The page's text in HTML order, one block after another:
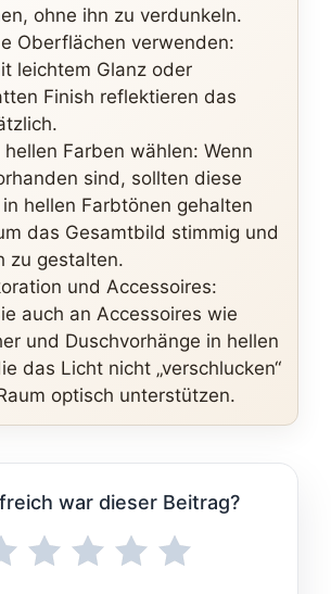
ohne ihn zu verdunkeln.
Oberflächen verwenden:
leichtem Glanz oder
Finish reflektieren das
hellen Farben wählen: Wenn
sind, sollten diese
hellen Farbtönen gehalten
das Gesamtbild stimmig und
zu gestalten.
und Accessoires:
auch an Accessoires wie
und Duschvorhänge in hellen
das Licht nicht „verschlucken“
optisch unterstützen.
war dieser Beitrag?